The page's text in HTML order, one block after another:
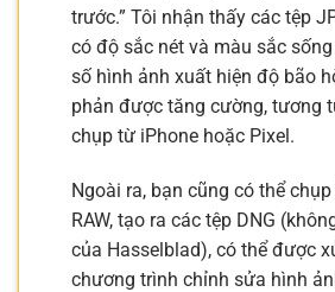
trước.” Tôi nhận thấy các tệp
có độ sắc nét và màu sắc
số hình ảnh xuất hiện độ bão
phản được tăng cường, tương
chụp từ iPhone hoặc Pixel.
Ngoài ra, bạn cũng có thể
RAW, tạo ra các tệp DNG
của Hasselblad), có thể được
chương trình chỉnh sửa hình